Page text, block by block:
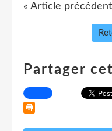
« Article précédent
Partager